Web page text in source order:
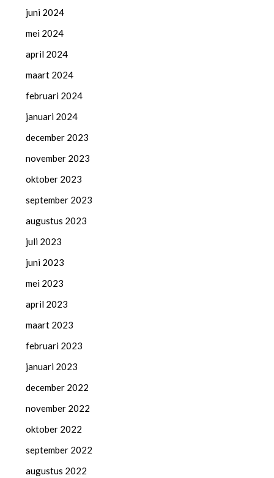
juni 2024
mei 2024
april 2024
maart 2024
februari 2024
januari 2024
december 2023
november 2023
oktober 2023
september 2023
augustus 2023
juli 2023
juni 2023
mei 2023
april 2023
maart 2023
februari 2023
januari 2023
december 2022
november 2022
oktober 2022
september 2022
augustus 2022